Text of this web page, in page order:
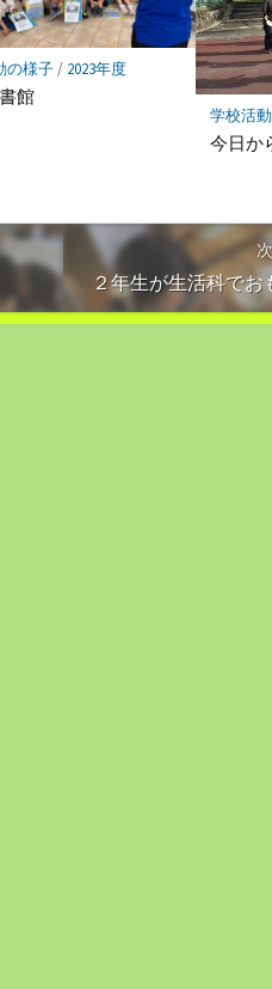
の様子/ 2023年度
館
学校活
今日か
２年生が生活科でお